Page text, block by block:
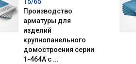
Производство
арматуры для
изделий
крупнопанельного
домостроения серии
1-464А с ...